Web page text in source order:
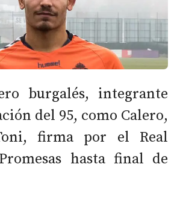
burgalés, integrante
del 95, como Calero,
firma por el Real
hasta final de